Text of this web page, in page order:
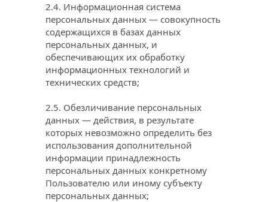
2.4. Информационная система
персональных данных — совокупность
содержащихся в базах данных
персональных данных, и
обеспечивающих их обработку
информационных технологий и
технических средств;
2.5. Обезличивание персональных
данных — действия, в результате
которых невозможно определить без
использования дополнительной
информации принадлежность
персональных данных конкретному
Пользователю или иному субъекту
персональных данных;